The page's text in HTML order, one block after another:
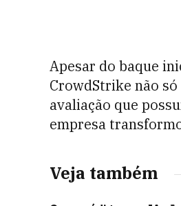
Apesar do baque
CrowdStrike não
avaliação que
empresa
Veja também